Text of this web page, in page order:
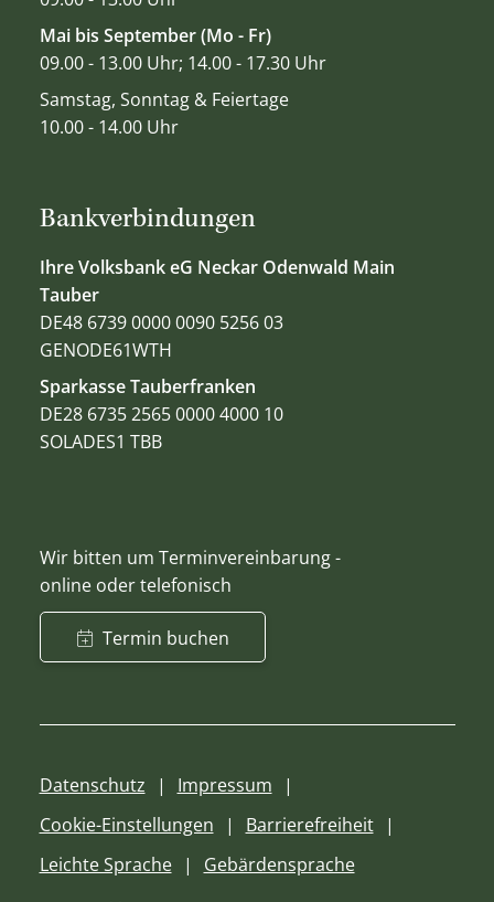
Bankverbindungen
Ihre Volksbank eG Neckar Odenwald Main
Tauber
DE48 6739 0000 0090 5256 03
GENODE61WTH
Sparkasse Tauberfranken
DE28 6735 2565 0000 4000 10
SOLADES1 TBB
Wir bitten um Terminvereinbarung -
online oder telefonisch
Termin buchen
Mai bis September (Mo - Fr)
09.00 - 13.00 Uhr; 14.00 - 17.30 Uhr
Samstag, Sonntag & Feiertage
10.00 - 14.00 Uhr
Datenschutz
Impressum
Cookie-Einstellungen
Barrierefreiheit
Leichte Sprache
Gebärdensprache